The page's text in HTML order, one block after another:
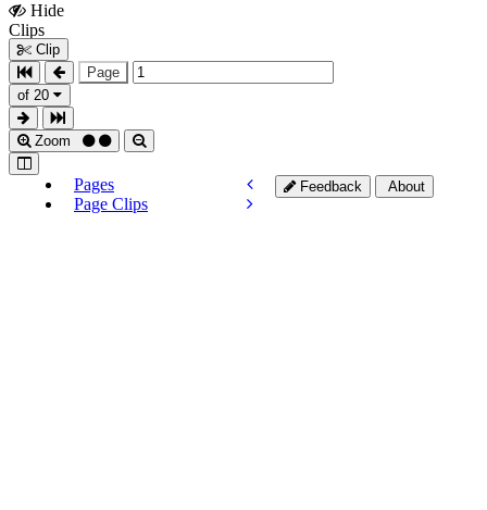
Hide
Clips
Clip
Page
of 20
Zoom
Pages
Page Clips
Feedback About